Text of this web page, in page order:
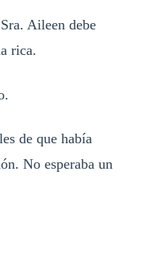
Aileen debe
rica.
de que había
No esperaba un